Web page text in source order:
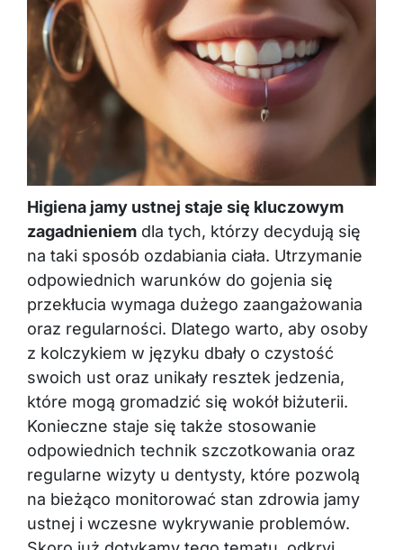
Higiena jamy ustnej staje się kluczowym
zagadnieniem
dla tych, którzy decydują się
na taki sposób ozdabiania ciała. Utrzymanie
odpowiednich warunków do gojenia się
przekłucia wymaga dużego zaangażowania
oraz regularności. Dlatego warto, aby osoby
z kolczykiem w języku dbały o czystość
swoich ust oraz unikały resztek jedzenia,
które mogą gromadzić się wokół biżuterii.
Konieczne staje się także stosowanie
odpowiednich technik szczotkowania oraz
regularne wizyty u dentysty, które pozwolą
na bieżąco monitorować stan zdrowia jamy
ustnej i wczesne wykrywanie problemów.
Skoro już dotykamy tego tematu, odkryj